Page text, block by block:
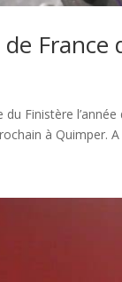
France
Finistère
à Quimper.